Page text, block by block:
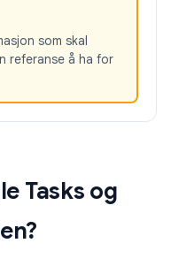
som skal
referanse å ha for
Tasks og